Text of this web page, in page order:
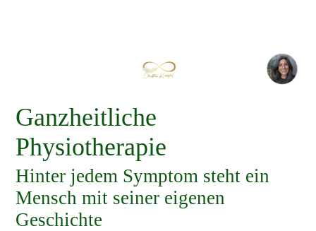
Ganzheitliche
Physiotherapie
Hinter jedem Symptom steht ein
Mensch mit seiner eigenen
Geschichte